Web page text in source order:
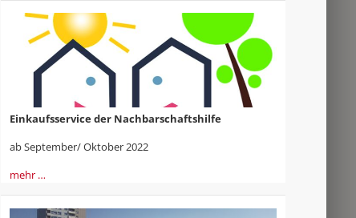
Einkaufsservice der Nachbarschaftshilfe
ab September/ Oktober 2022
mehr …